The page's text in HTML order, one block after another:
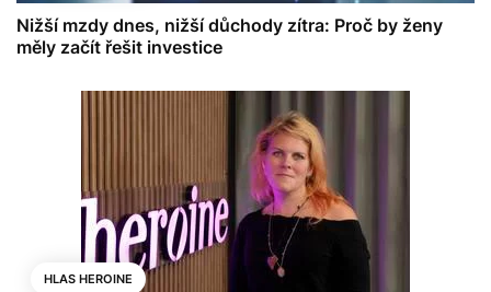
Nižší mzdy dnes, nižší důchody zítra: Proč by ženy
měly začít řešit investice
HLAS HEROINE